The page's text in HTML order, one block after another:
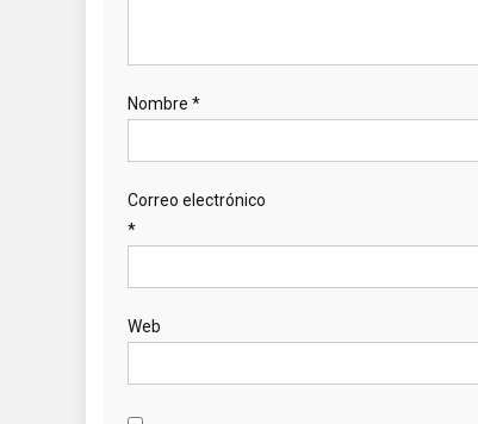
Nombre *
Correo electrónico
*
Web